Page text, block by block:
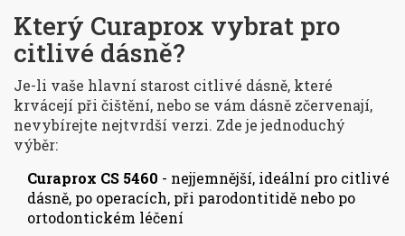
Který Curaprox vybrat pro
citlivé dásně?
Je-li vaše hlavní starost citlivé dásně, které
krvácejí při čištění, nebo se vám dásně zčervenají,
nevybírejte nejtvrdší verzi. Zde je jednoduchý
výběr:
Curaprox CS 5460 - nejjemnější, ideální pro citlivé
dásně, po operacích, při parodontitidě nebo po
ortodontickém léčení